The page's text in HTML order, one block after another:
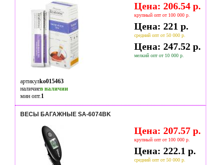
Цена: 206.54 р.
крупный опт от 100 000 р.
Цена: 221 р.
средний опт от 50 000 р.
Цена: 247.52 р.
мелкий опт от 10 000 р.
артикулko015463
наличиев наличии
мин опт.1
ВЕСЫ БАГАЖНЫЕ SA-6074BK
Цена: 207.57 р.
крупный опт от 100 000 р.
Цена: 222.1 р.
средний опт от 50 000 р.